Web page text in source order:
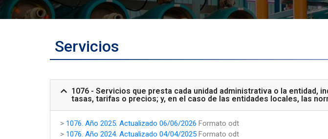
Servicios
1076 - Servicios que presta cada unidad administrativa o la entidad,
tasas, tarifas o precios; y, en el caso de las entidades locales, las
> 1076. Año 2025. Actualizado 06/06/2026 Formato odt
> 1076. Año 2024. Actualizado 04/04/2025 Formato odt